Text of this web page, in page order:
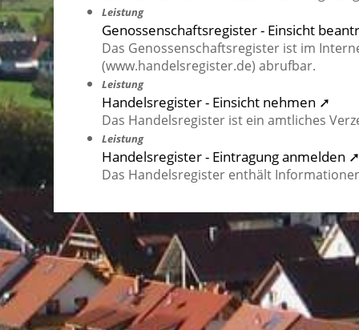
Leistung
Genossenschaftsregister - Einsicht
Das Genossenschaftsregister ist im
(www.handelsregister.de) abrufbar.
Leistung
Handelsregister - Einsicht nehmen ➚
Das Handelsregister ist ein amtliches
Leistung
Handelsregister - Eintragung anmelden ➚
Das Handelsregister enthält